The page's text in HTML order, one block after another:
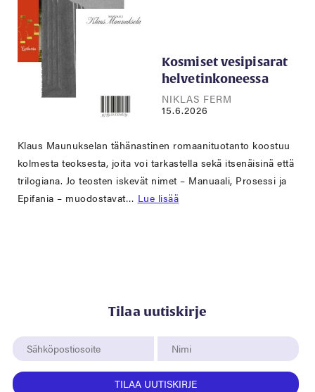
Kosmiset vesipisarat
helvetinkoneessa
NIKLAS FERM
15.6.2026
Klaus Maunukselan tähänastinen romaanituotanto koostuu
kolmesta teoksesta, joita voi tarkastella sekä itsenäisinä että
trilogiana. Jo teosten iskevät nimet – Manuaali, Prosessi ja
Epifania – muodostavat… Lue lisää
Tilaa uutiskirje
TILAA UUTISKIRJE